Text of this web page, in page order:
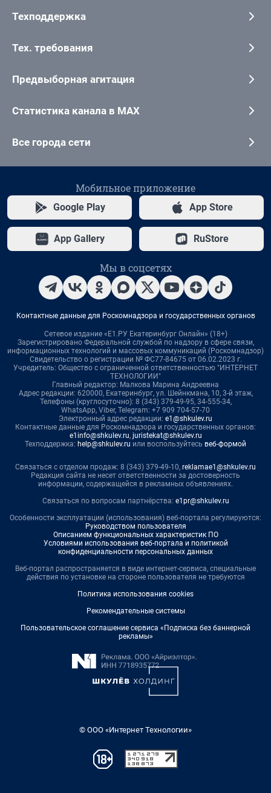
Техподдержка
Тех. требования
Предвыборная агитация
Статистика канала в MAX
Все города сети
Мобильное приложение
Google Play App Store
App Gallery RuStore
Мы в соцсетях
Контактные данные для Роскомнадзора и государственных органов
Сетевое издание «Е1.РУ Екатеринбург Онлайн» (18+)
Зарегистрировано Федеральной службой по надзору в сфере связи,
информационных технологий и массовых коммуникаций (Роскомнадзор)
Свидетельство о регистрации № ФС77-84675 от 06.02.2023 г.
Учредитель: Общество с ограниченной ответственностью "ИНТЕРНЕТ
ТЕХНОЛОГИИ"
Главный редактор: Малкова Марина Андреевна
Адрес редакции: 620000, Екатеринбург, ул. Шейнкмана, 10, 3-й этаж,
Телефоны (круглосуточно): 8 (343) 379-49-95, 34-555-34,
WhatsApp, Viber, Telegram: +7 909 704-57-70
Электронный адрес редакции: e1@shkulev.ru
Контактные данные для Роскомнадзора и государственных органов:
e1info@shkulev.ru, juristekat@shkulev.ru
Техподдержка: help@shkulev.ru или воспользуйтесь веб-формой
Связаться с отделом продаж: 8 (343) 379-49-10, reklamae1@shkulev.ru
Редакция сайта не несет ответственности за достоверность
информации, содержащейся в рекламных объявлениях.
Связаться по вопросам партнёрства: e1pr@shkulev.ru
Особенности эксплуатации (использования) веб-портала регулируются:
Руководством пользователя
Описанием функциональных характеристик ПО
Условиями использования веб-портала и политикой
конфиденциальности персональных данных
Веб-портал распространяется в виде интернет-сервиса, специальные
действия по установке на стороне пользователя не требуются
Политика использования cookies
Рекомендательные системы
Пользовательское соглашение сервиса «Подписка без баннерной
рекламы»
© ООО «Интернет Технологии»